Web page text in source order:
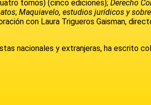
tomos) (cinco ediciones); Derecho
; Maquiavelo, estudios jurídicos y
con Laura Trigueros Gaisman,
nacionales y extranjeras, ha escrito